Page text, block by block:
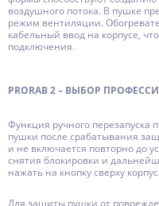
воздушного потока. В пушке
режим вентиляции.
кабельный ввод на корпусе,
подключения.
PRORAB 2 – ВЫБОР
Функция ручного перезапуска
пушки после срабатывания
и не включается повторно до
снятия блокировки и
нажать на кнопку сверху
Для защиты пушки от